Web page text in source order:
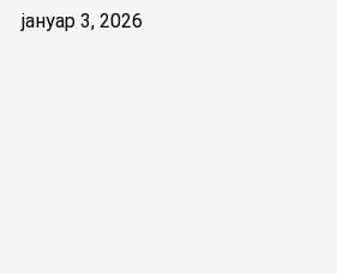
јануар 3, 2026